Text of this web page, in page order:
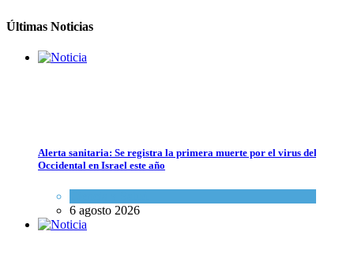
Los abuelos de Herzl son enterrados de nuevo en Jerusalem,
Mundo Judío
5 agosto 2026
Últimas Noticias
Alerta sanitaria: Se registra la primera muerte por el virus del Nilo
Occidental en Israel este año
6 agosto 2026